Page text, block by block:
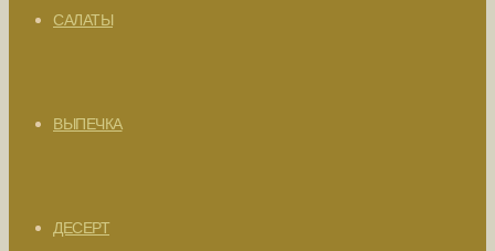
САЛАТЫ
ВЫПЕЧКА
ДЕСЕРТ